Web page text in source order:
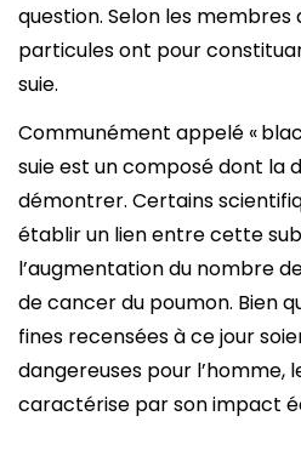
question. Selon les
particules ont pour
suie.
Communément appelé «
suie est un composé dont la
démontrer. Certains
établir un lien entre cette
l’augmentation du nombre
de cancer du poumon. Bien
fines recensées à ce jour
dangereuses pour l’homme,
caractérise par son impact